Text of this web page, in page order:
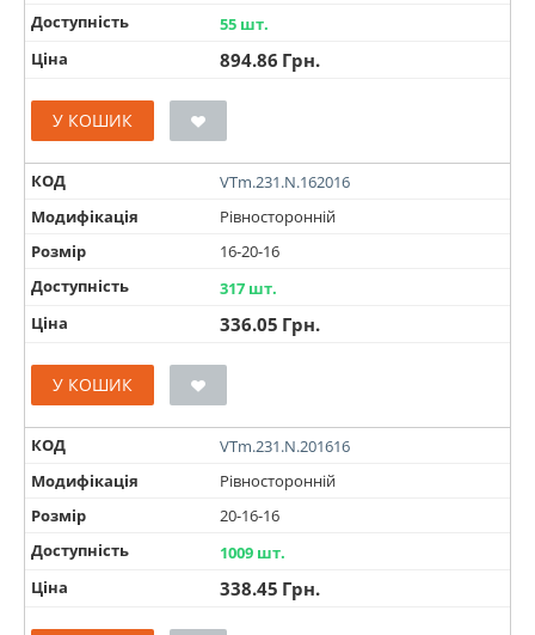
Доступність
55 шт.
Ціна
894.86 Грн.
У КОШИК
КОД
VTm.231.N.162016
Модифікація
Рівносторонній
Розмір
16-20-16
Доступність
317 шт.
Ціна
336.05 Грн.
У КОШИК
КОД
VTm.231.N.201616
Модифікація
Рівносторонній
Розмір
20-16-16
Доступність
1009 шт.
Ціна
338.45 Грн.